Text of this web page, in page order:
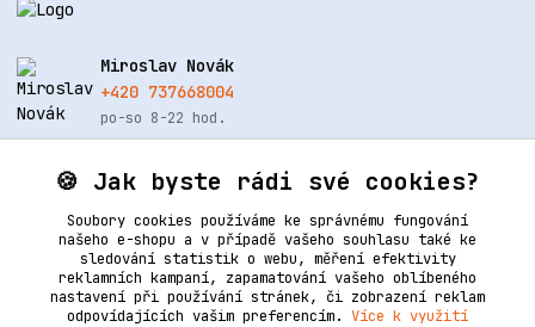
Miroslav Novák
+420 737668004
po-so 8-22 hod.
info@renovacekuze.cz
🍪 Jak byste rádi své cookies?
Soubory cookies používáme ke správnému fungování
našeho e-shopu a v případě vašeho souhlasu také ke
sledování statistik o webu, měření efektivity
reklamních kampaní, zapamatování vašeho oblíbeného
nastavení při používání stránek, či zobrazení reklam
odpovídajících vašim preferencím. Více k využití